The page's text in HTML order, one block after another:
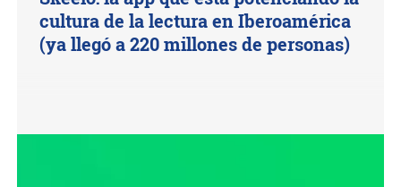
cultura de la lectura en Iberoamérica
(ya llegó a 220 millones de personas)